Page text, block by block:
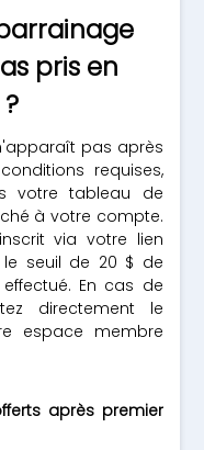
pris en
pas après
requises,
votre tableau de
à votre compte.
via votre lien
seuil de 20 $ de
En cas de
directement le
espace membre
après premier